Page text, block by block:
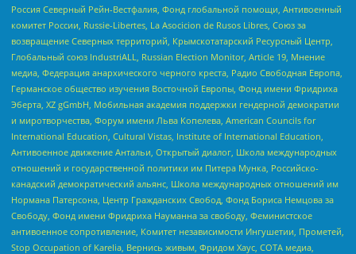
Россия Северный Рейн-Вестфалия, Фонд глобальной помощи, Антивоенный
комитет России, Russie-Libertes, La Asocicion de Rusos Libres, Союз за
возвращение Северных территорий, Крымскотатарский Ресурсный Центр,
Глобальный союз IndustriALL, Russian Election Monitor, Article 19, Мнение
медиа, Федерация анархического черного креста, Радио Свободная Европа,
Германское общество изучения Восточной Европы, Фонд имени Фридриха
Эберта, XZ gGmbH, Мобильная академия поддержки гендерной демократии
и миротворчества, Форум имени Льва Копелева, American Councils for
International Education, Cultural Vistas, Institute of International Education,
Антивоенное движение Антальи, Открытый диалог, Школа международных
отношений и государственной политики им Питера Мунка, Российско-
канадский демократический альянс, Школа международных отношений им
Нормана Патерсона, Центр Гражданских Свобод, Фонд Бориса Немцова за
Свободу, Фонд имени Фридриха Науманна за свободу, Феминистское
антивоенное сопротивление, Комитет независимости Ингушетии, Прометей,
Stop Occupation of Karelia, Вернись живым, Фридом Хаус, СОТА медиа,